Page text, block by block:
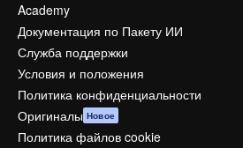
Academy
Документация по Пакету ИИ
Служба поддержки
Условия и положения
Политика конфиденциальности
Оригиналы Новое
Политика файлов cookie